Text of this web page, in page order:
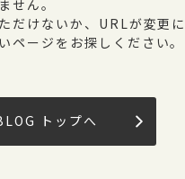
せん。
けないか、URLが変更に
ページをお探しください。
トップへ